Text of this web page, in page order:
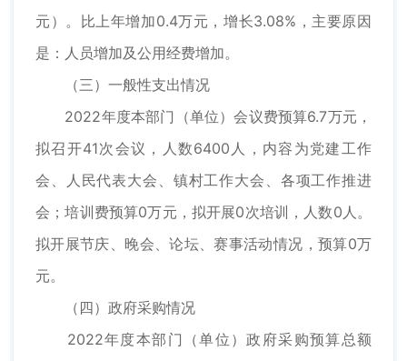
元）。比上年增加0.4万元，增长3.08%，主要原因
是：人员增加及公用经费增加。
（三）一般性支出情况
2022年度本部门（单位）会议费预算6.7万元，
拟召开41次会议，人数6400人，内容为党建工作
会、人民代表大会、镇村工作大会、各项工作推进
会；培训费预算0万元，拟开展0次培训，人数0人。
拟开展节庆、晚会、论坛、赛事活动情况，预算0万
元。
（四）政府采购情况
2022年度本部门（单位）政府采购预算总额